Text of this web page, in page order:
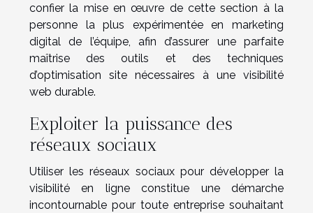
confier la mise en œuvre de cette section à la
personne la plus expérimentée en marketing
digital de l’équipe, afin d’assurer une parfaite
maîtrise des outils et des techniques
d’optimisation site nécessaires à une visibilité
web durable.
Exploiter la puissance des
réseaux sociaux
Utiliser les réseaux sociaux pour développer la
visibilité en ligne constitue une démarche
incontournable pour toute entreprise souhaitant